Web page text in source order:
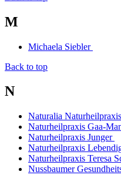
M
Michaela Siebler
Back to top
N
Naturalia
Naturheilpraxis Gaa-
Naturheilpraxis Junger
Naturheilpraxis
Naturheilpraxis Teresa
Nussbaumer